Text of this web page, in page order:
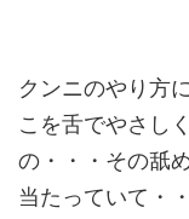
クンニのやり方
こを舌でやさし
の・・・その舐
当たっていて・